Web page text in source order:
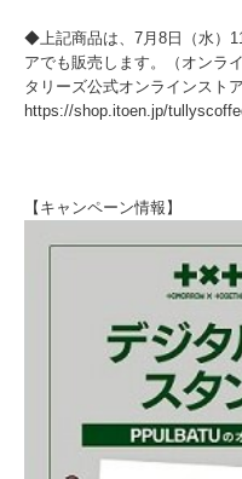
◆上記商品は、7月8日（水）
アでも販売します。（オンラ
タリーズ公式オンラインスト
https://shop.itoen.jp/
【キャンペーン情報】